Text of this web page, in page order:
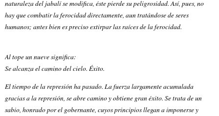
naturaleza del jabalí se modifica, éste pierde su peligrosidad. Así, pues, no
hay que combatir la ferocidad directamente, aun tratándose de seres
humanos; antes bien es preciso extirpar las raíces de la ferocidad.
Al tope un nueve significa:
Se alcanza el camino del cielo. Éxito.
El tiempo de la represión ha pasado. La fuerza largamente acumulada
gracias a la represión, se abre camino y obtiene gran éxito. Se trata de un
sabio, honrado por el gobernante, cuyos principios llegan a imponerse y